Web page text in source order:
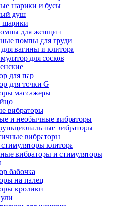
шарики и бусы
душ
шарики
для женщин
помпы для груди
вагины и клитора
для сосков
для пар
для точки G
массажеры
вибраторы
и необычные вибраторы
вибраторы
вибраторы
клитора
вибраторы и стимуляторы
бабочка
на палец
кролики